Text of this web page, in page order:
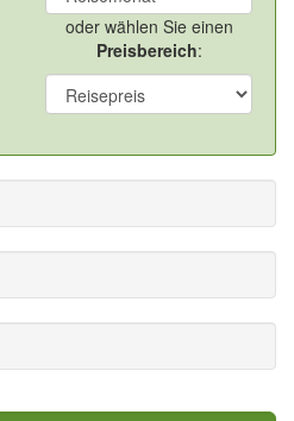
oder wählen Sie einen
Preisbereich: